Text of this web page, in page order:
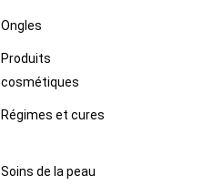
Ongles
Produits
cosmétiques
Régimes et cures
Soins de la peau